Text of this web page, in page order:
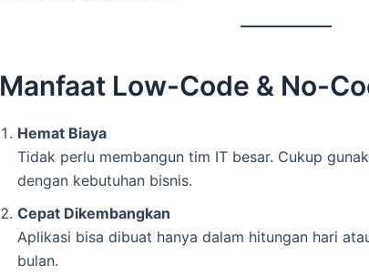
Manfaat Low-Code & No-
Hemat Biaya
Tidak perlu membangun tim IT besar. Cukup
dengan kebutuhan bisnis.
Cepat Dikembangkan
Aplikasi bisa dibuat hanya dalam hitungan hari
bulan.